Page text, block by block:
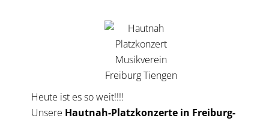
Heute ist es so weit!!!!
Unsere Hautnah-Platzkonzerte in Freiburg-